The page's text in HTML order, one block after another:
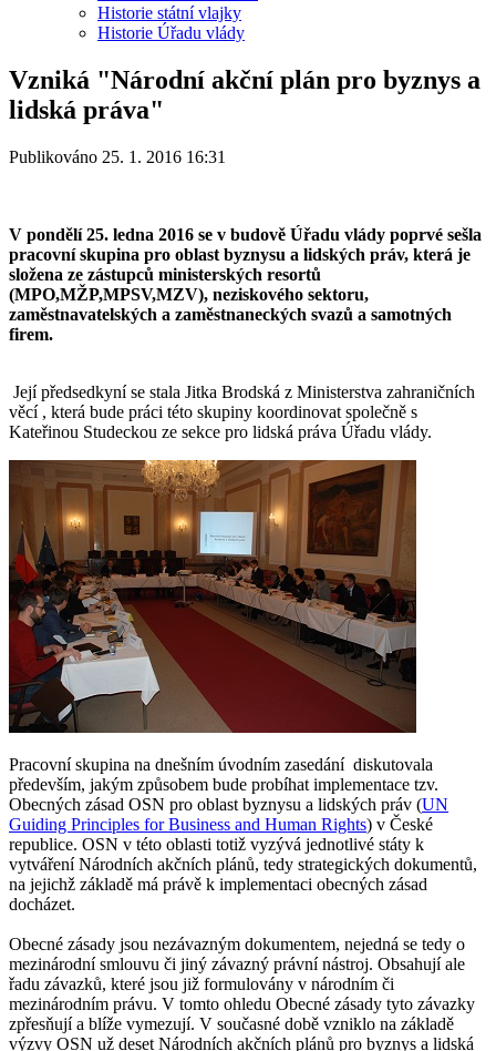
Historie státní vlajky
Historie Úřadu vlády
Vzniká "Národní akční plán pro byznys a
lidská práva"
Publikováno 25. 1. 2016 16:31
V pondělí 25. ledna 2016 se v budově Úřadu vlády poprvé sešla
pracovní skupina pro oblast byznysu a lidských práv, která je
složena ze zástupců ministerských resortů
(MPO,MŽP,MPSV,MZV), neziskového sektoru,
zaměstnavatelských a zaměstnaneckých svazů a samotných
firem.
Její předsedkyní se stala Jitka Brodská z Ministerstva zahraničních
věcí , která bude práci této skupiny koordinovat společně s
Kateřinou Studeckou ze sekce pro lidská práva Úřadu vlády.
Pracovní skupina na dnešním úvodním zasedání diskutovala
především, jakým způsobem bude probíhat implementace tzv.
Obecných zásad OSN pro oblast byznysu a lidských práv (UN
Guiding Principles for Business and Human Rights) v České
republice. OSN v této oblasti totiž vyzývá jednotlivé státy k
vytváření Národních akčních plánů, tedy strategických dokumentů,
na jejichž základě má právě k implementaci obecných zásad
docházet.
Obecné zásady jsou nezávazným dokumentem, nejedná se tedy o
mezinárodní smlouvu či jiný závazný právní nástroj. Obsahují ale
řadu závazků, které jsou již formulovány v národním či
mezinárodním právu. V tomto ohledu Obecné zásady tyto závazky
zpřesňují a blíže vymezují. V současné době vzniklo na základě
výzvy OSN už deset Národních akčních plánů pro byznys a lidská